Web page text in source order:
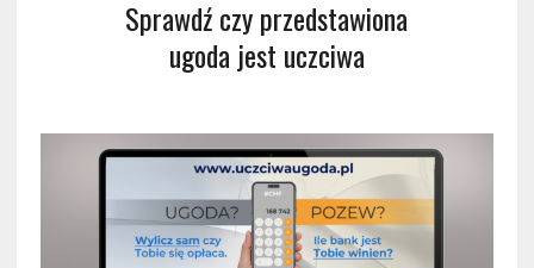
Sprawdź czy przedstawiona
ugoda jest uczciwa